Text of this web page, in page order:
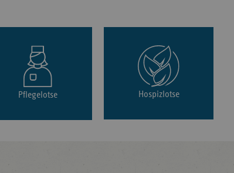
Pflegelotse Hospizlotse